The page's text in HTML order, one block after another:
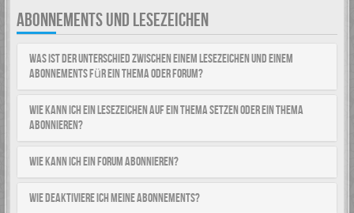
ABONNEMENTS UND LESEZEICHEN
Was ist der Unterschied zwischen einem Lesezeichen und einem
Abonnements für ein Thema oder Forum?
Wie kann ich ein Lesezeichen auf ein Thema setzen oder ein Thema
abonnieren?
Wie kann ich ein Forum abonnieren?
Wie deaktiviere ich meine Abonnements?